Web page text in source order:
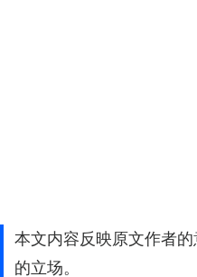
本文内容反映原文作者的
的立场。